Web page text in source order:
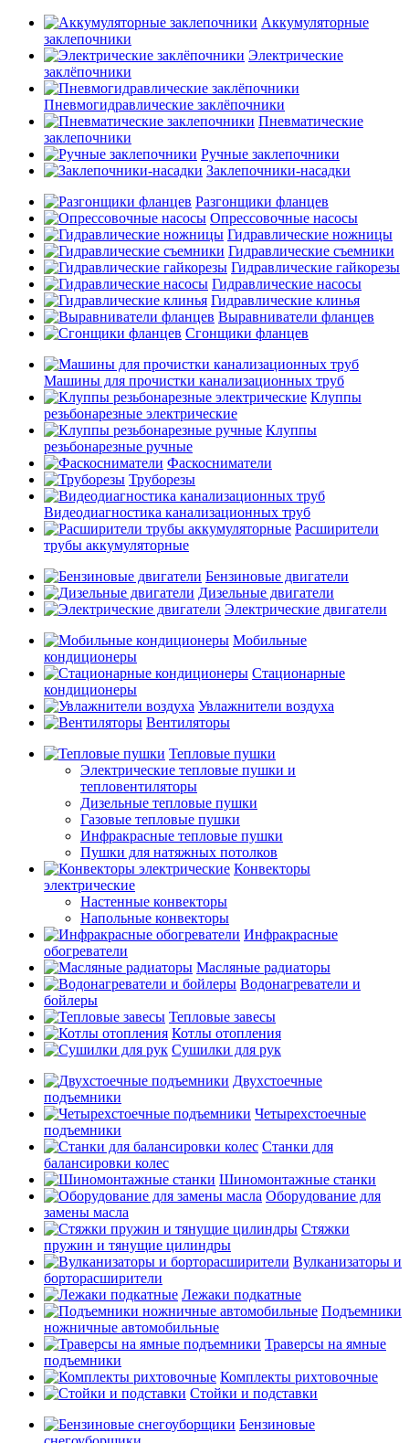
Аккумуляторные
заклепочники
Электрические
заклёпочники
Пневмогидравлические заклёпочники
Пневматические
заклепочники
Ручные заклепочники
Заклепочники-насадки
Разгонщики фланцев
Опрессовочные насосы
Гидравлические ножницы
Гидравлические съемники
Гидравлические гайкорезы
Гидравлические насосы
Гидравлические клинья
Выравниватели фланцев
Сгонщики фланцев
Машины для прочистки канализационных труб
Клуппы
резьбонарезные электрические
Клуппы
резьбонарезные ручные
Фаскосниматели
Труборезы
Видеодиагностика канализационных труб
Расширители
трубы аккумуляторные
Бензиновые двигатели
Дизельные двигатели
Электрические двигатели
Мобильные
кондиционеры
Стационарные
кондиционеры
Увлажнители воздуха
Вентиляторы
Тепловые пушки
Электрические тепловые пушки и
тепловентиляторы
Дизельные тепловые пушки
Газовые тепловые пушки
Инфракрасные тепловые пушки
Пушки для натяжных потолков
Конвекторы
электрические
Настенные конвекторы
Напольные конвекторы
Инфракрасные
обогреватели
Масляные радиаторы
Водонагреватели и
бойлеры
Тепловые завесы
Котлы отопления
Сушилки для рук
Двухстоечные
подъемники
Четырехстоечные
подъемники
Станки для
балансировки колес
Шиномонтажные станки
Оборудование для
замены масла
Стяжки
пружин и тянущие цилиндры
Вулканизаторы и
борторасширители
Лежаки подкатные
Подъемники
ножничные автомобильные
Траверсы на ямные
подъемники
Комплекты рихтовочные
Стойки и подставки
Бензиновые